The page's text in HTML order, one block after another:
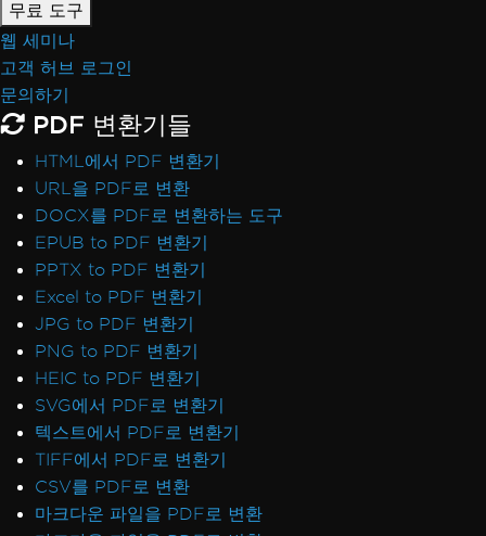
무료 도구
웹 세미나
고객 허브 로그인
문의하기
PDF 변환기들
HTML에서 PDF 변환기
URL을 PDF로 변환
DOCX를 PDF로 변환하는 도구
EPUB to PDF 변환기
PPTX to PDF 변환기
Excel to PDF 변환기
JPG to PDF 변환기
PNG to PDF 변환기
HEIC to PDF 변환기
SVG에서 PDF로 변환기
텍스트에서 PDF로 변환기
TIFF에서 PDF로 변환기
CSV를 PDF로 변환
마크다운 파일을 PDF로 변환